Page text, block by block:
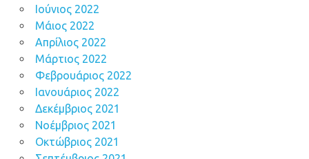
Ιούνιος 2022
Μάιος 2022
Απρίλιος 2022
Μάρτιος 2022
Φεβρουάριος 2022
Ιανουάριος 2022
Δεκέμβριος 2021
Νοέμβριος 2021
Οκτώβριος 2021